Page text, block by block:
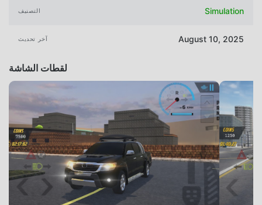
التصنيف Simulation
آخر تحديث August 10, 2025
لقطات الشاشة